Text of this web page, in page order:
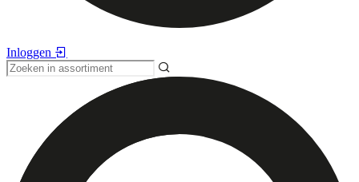
Inloggen